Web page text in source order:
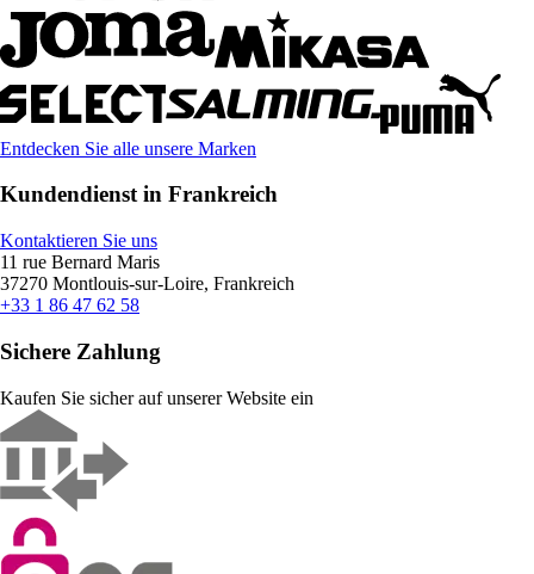
Entdecken Sie alle unsere Marken
Kundendienst in Frankreich
Kontaktieren Sie uns
11 rue Bernard Maris
37270 Montlouis-sur-Loire, Frankreich
+33 1 86 47 62 58
Sichere Zahlung
Kaufen Sie sicher auf unserer Website ein